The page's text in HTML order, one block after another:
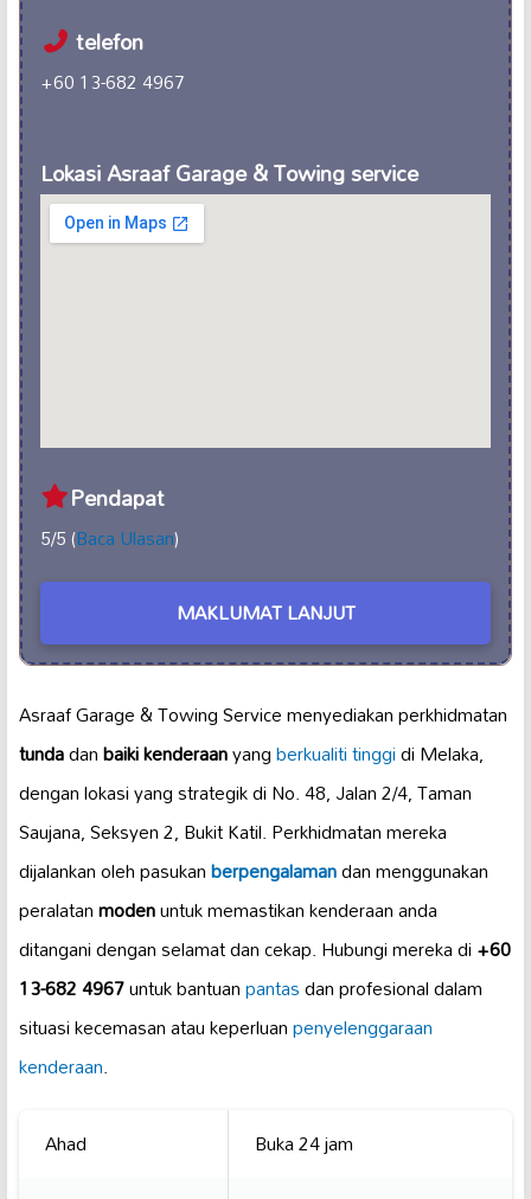
telefon
+60 13-682 4967
Lokasi Asraaf Garage & Towing service
Pendapat
5/5 (Baca Ulasan)
MAKLUMAT LANJUT
Asraaf Garage & Towing Service menyediakan perkhidmatan
tundadanbaiki kenderaanyangberkualiti tinggidi Melaka,
dengan lokasi yang strategik di No. 48, Jalan 2/4, Taman
Saujana, Seksyen 2, Bukit Katil. Perkhidmatan mereka
dijalankan oleh pasukanberpengalamandan menggunakan
peralatanmodenuntuk memastikan kenderaan anda
ditangani dengan selamat dan cekap. Hubungi mereka di+60
13-682 4967untuk bantuanpantasdan profesional dalam
situasi kecemasan atau keperluanpenyelenggaraan
kenderaan.
Ahad
Buka 24 jam